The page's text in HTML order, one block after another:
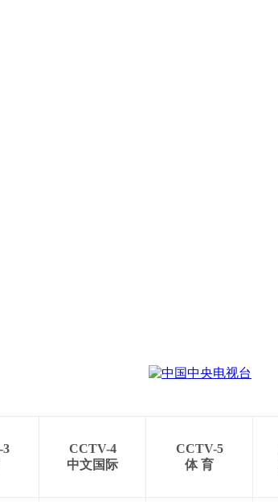
CCTV-4
中文国际
CCTV-5
体 育